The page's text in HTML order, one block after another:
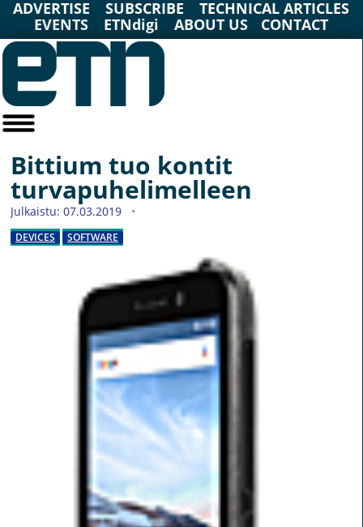
ADVERTISE SUBSCRIBE
TECHNICAL ARTICLES
EVENTS
ETNdigi ABOUT US CONTACT
Bittium tuo kontit
turvapuhelimelleen
Julkaistu: 07.03.2019
DEVICES SOFTWARE